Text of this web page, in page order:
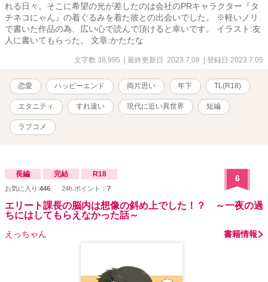
れる日々。そこに希望の光が差したのは会社のPRキャラクター『タ
チネコにゃん』の着ぐるみを着た彼との出会いでした。 ※軽いノリ
で書いた作品の為、広い心で読んで頂けると幸いです。 イラスト:友
人に書いてもらった。 文章:かたたな
文字数 38,995 | 最終更新日 2023.7.08 | 登録日 2023.7.05
恋愛 ハッピーエンド 両片思い 年下 TL(R18)
エタニティ すれ違い 現代に近い異世界 短編
ラブコメ
長編 完結 R18
お気に入り:446 24h.ポイント： 7
6
エリート課長の脳内は想像の斜め上でした！？ ～一夜の過
ちにはしてもらえなかった話～
えっちゃん 書籍情報